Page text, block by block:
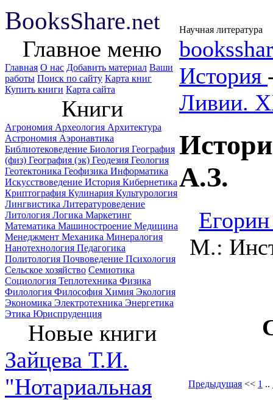
BooksShare.net Научная литература
Главное меню
Главная О нас Добавить материал Ваши
работы Поиск по сайту Карта книг
Купить книги Карта сайта
Книги
Агрономия Археология Архитектура
Астрономия Аэронавтика
Библиотековедение Биология География
(физ) География (эк) Геодезия Геология
Геотектоника Геофизика Информатика
Искусствоведение История Кибернетика
Криптография Кулинария Культурология
Лингвистика Литературоведение
Литология Логика Маркетинг
Математика Машиностроение Медицина
Менеджмент Механика Минералогия
Нанотехнология Педагогика
Политология Почвоведение Психология
Сельское хозяйство Семиотика
Социология Теплотехника Физика
Филология Философия Химия Экология
Экономика Электротехника Энергетика
Этика Юриспруденция
Новые книги
Зайцева Т.И.
"Нотариальная
История
Ливии.
А.З.
М.:
Предыдущая << 1 ..